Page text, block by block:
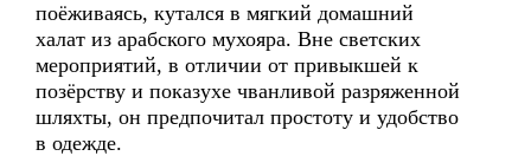
поёживаясь, кутался в мягкий домашний
халат из арабского мухояра. Вне светских
мероприятий, в отличии от привыкшей к
позёрству и показухе чванливой разряженной
шляхты, он предпочитал простоту и удобство
в одежде.